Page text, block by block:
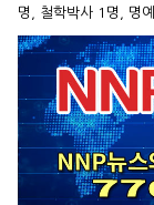
명, 철학박사 1명, 명